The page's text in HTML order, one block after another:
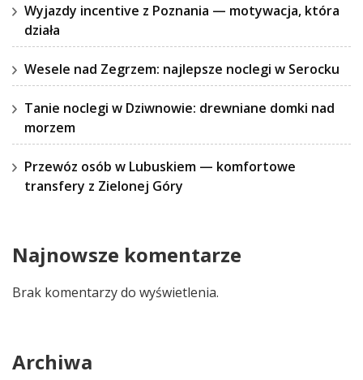
Wyjazdy incentive z Poznania — motywacja, która
działa
Wesele nad Zegrzem: najlepsze noclegi w Serocku
Tanie noclegi w Dziwnowie: drewniane domki nad
morzem
Przewóz osób w Lubuskiem — komfortowe
transfery z Zielonej Góry
Najnowsze komentarze
Brak komentarzy do wyświetlenia.
Archiwa